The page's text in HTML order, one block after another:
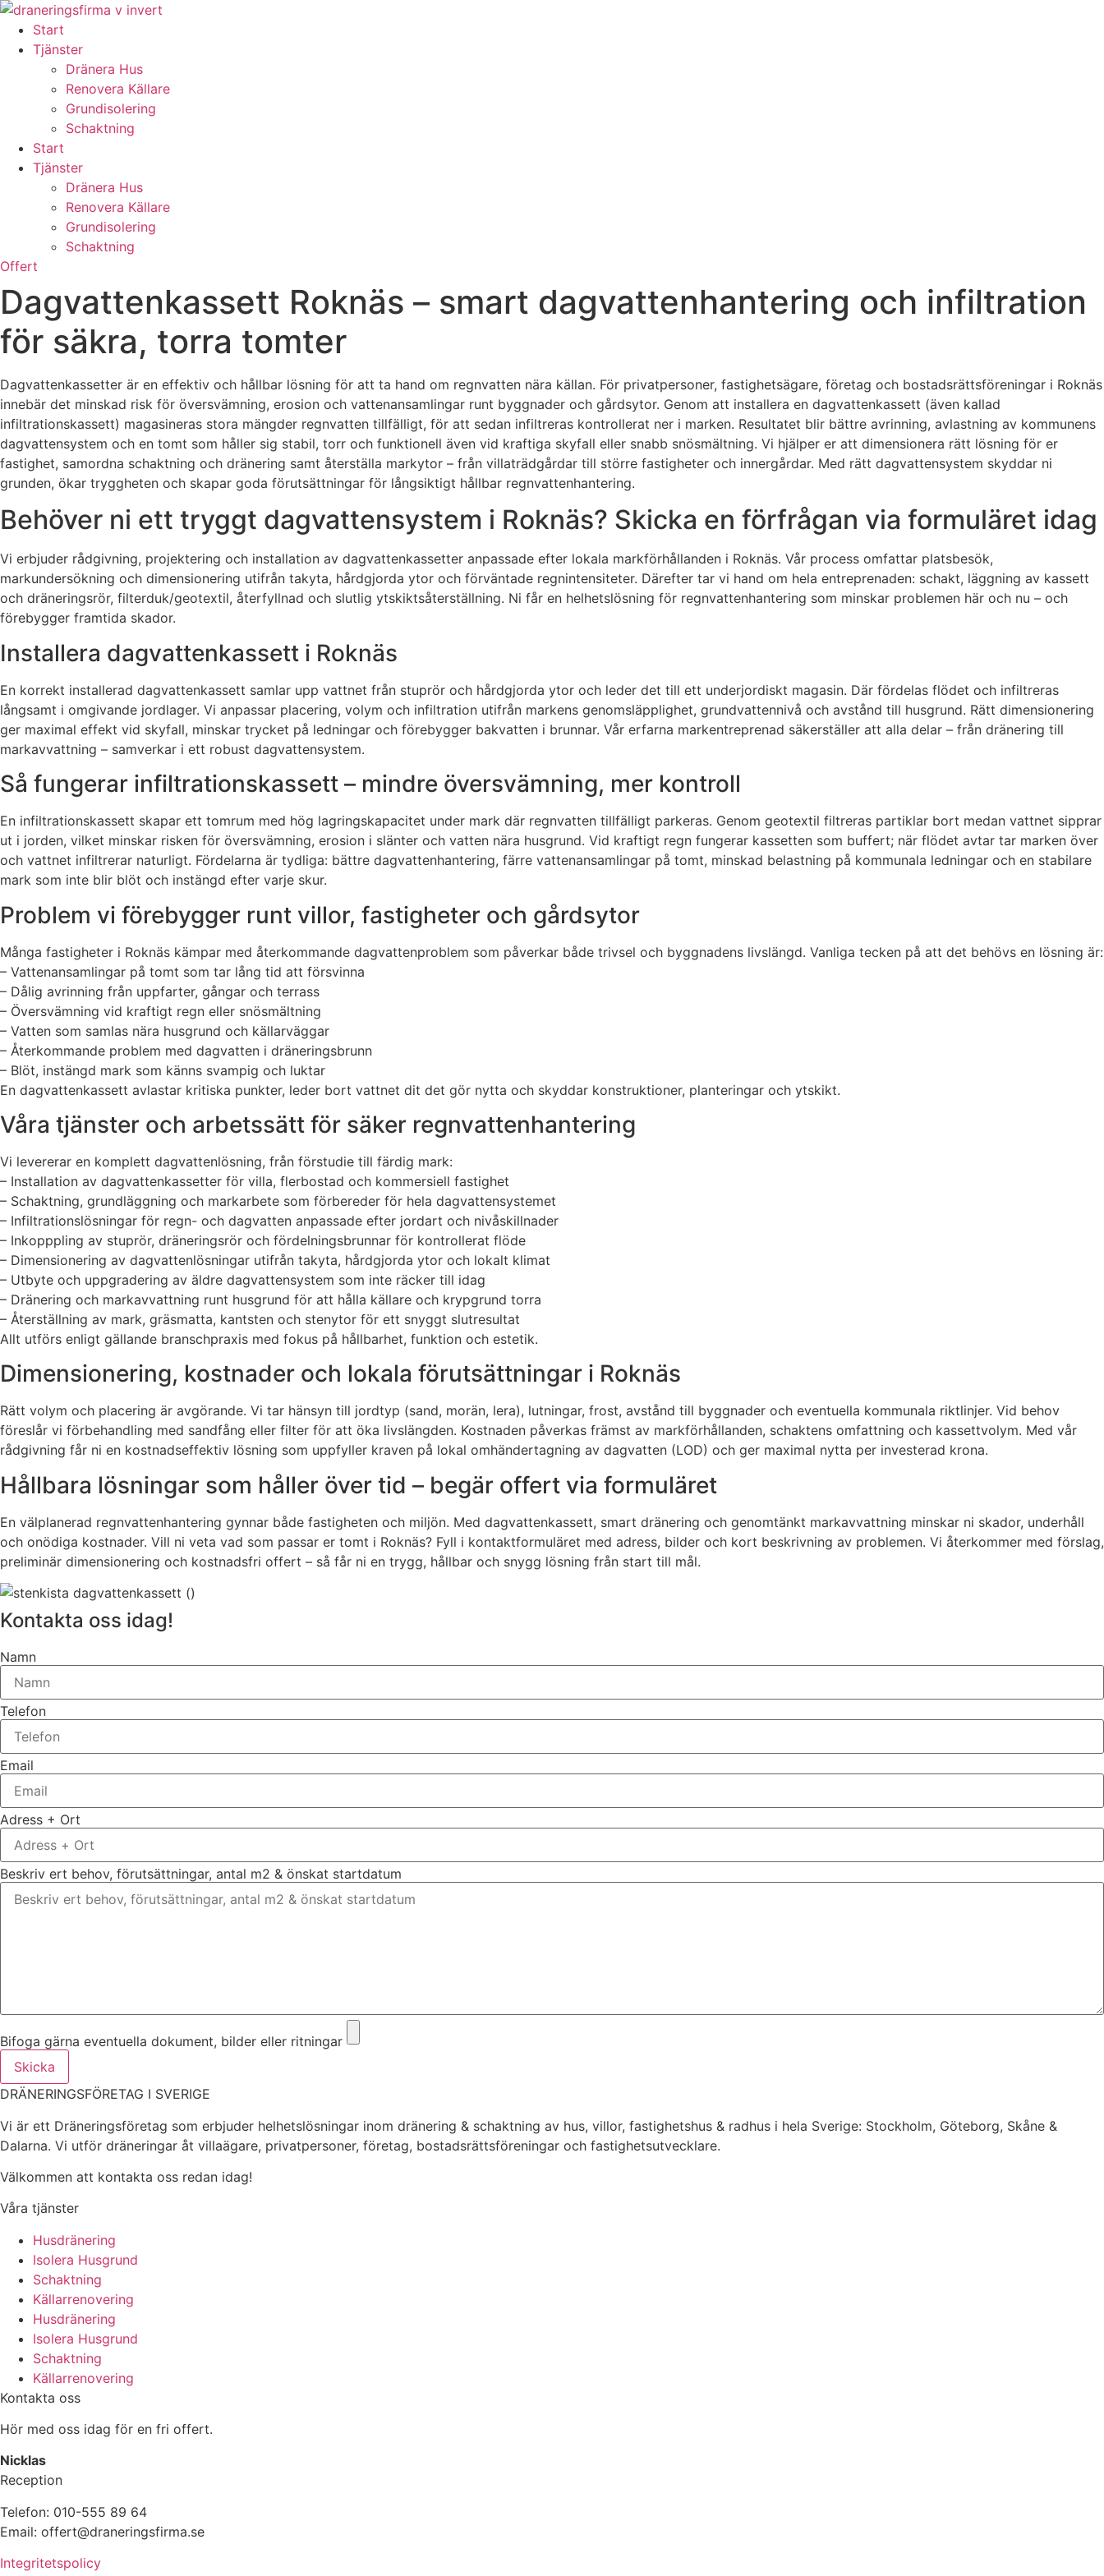
Skip
content
Start
Tjänster
Dränera Hus
Renovera Källare
Grundisolering
Schaktning
Start
Tjänster
Dränera Hus
Renovera Källare
Grundisolering
Schaktning
Offert
Dagvattenkassett Roknäs – smart dagvattenhantering och infiltration
för säkra, torra tomter
Dagvattenkassetter är en effektiv och hållbar lösning för att ta hand om regnvatten nära källan. För privatpersoner, fastighetsägare, företag och bostadsrättsföreningar i Roknäs
innebär det minskad risk för översvämning, erosion och vattenansamlingar runt byggnader och gårdsytor. Genom att installera en dagvattenkassett (även kallad
infiltrationskassett) magasineras stora mängder regnvatten tillfälligt, för att sedan infiltreras kontrollerat ner i marken. Resultatet blir bättre avrinning, avlastning av kommunens
dagvattensystem och en tomt som håller sig stabil, torr och funktionell även vid kraftiga skyfall eller snabb snösmältning. Vi hjälper er att dimensionera rätt lösning för er
fastighet, samordna schaktning och dränering samt återställa markytor – från villaträdgårdar till större fastigheter och innergårdar. Med rätt dagvattensystem skyddar ni
grunden, ökar tryggheten och skapar goda förutsättningar för långsiktigt hållbar regnvattenhantering.
Behöver ni ett tryggt dagvattensystem i Roknäs? Skicka en förfrågan via formuläret idag
Vi erbjuder rådgivning, projektering och installation av dagvattenkassetter anpassade efter lokala markförhållanden i Roknäs. Vår process omfattar platsbesök,
markundersökning och dimensionering utifrån takyta, hårdgjorda ytor och förväntade regnintensiteter. Därefter tar vi hand om hela entreprenaden: schakt, läggning av kassett
och dräneringsrör, filterduk/geotextil, återfyllnad och slutlig ytskiktsåterställning. Ni får en helhetslösning för regnvattenhantering som minskar problemen här och nu – och
förebygger framtida skador.
Installera dagvattenkassett i Roknäs
En korrekt installerad dagvattenkassett samlar upp vattnet från stuprör och hårdgjorda ytor och leder det till ett underjordiskt magasin. Där fördelas flödet och infiltreras
långsamt i omgivande jordlager. Vi anpassar placering, volym och infiltration utifrån markens genomsläpplighet, grundvattennivå och avstånd till husgrund. Rätt dimensionering
ger maximal effekt vid skyfall, minskar trycket på ledningar och förebygger bakvatten i brunnar. Vår erfarna markentreprenad säkerställer att alla delar – från dränering till
markavvattning – samverkar i ett robust dagvattensystem.
Så fungerar infiltrationskassett – mindre översvämning, mer kontroll
En infiltrationskassett skapar ett tomrum med hög lagringskapacitet under mark där regnvatten tillfälligt parkeras. Genom geotextil filtreras partiklar bort medan vattnet sipprar
ut i jorden, vilket minskar risken för översvämning, erosion i slänter och vatten nära husgrund. Vid kraftigt regn fungerar kassetten som buffert; när flödet avtar tar marken över
och vattnet infiltrerar naturligt. Fördelarna är tydliga: bättre dagvattenhantering, färre vattenansamlingar på tomt, minskad belastning på kommunala ledningar och en stabilare
mark som inte blir blöt och instängd efter varje skur.
Problem vi förebygger runt villor, fastigheter och gårdsytor
Många fastigheter i Roknäs kämpar med återkommande dagvattenproblem som påverkar både trivsel och byggnadens livslängd. Vanliga tecken på att det behövs en lösning är:
– Vattenansamlingar på tomt som tar lång tid att försvinna
– Dålig avrinning från uppfarter, gångar och terrass
– Översvämning vid kraftigt regn eller snösmältning
– Vatten som samlas nära husgrund och källarväggar
– Återkommande problem med dagvatten i dräneringsbrunn
– Blöt, instängd mark som känns svampig och luktar
En dagvattenkassett avlastar kritiska punkter, leder bort vattnet dit det gör nytta och skyddar konstruktioner, planteringar och ytskikt.
Våra tjänster och arbetssätt för säker regnvattenhantering
Vi levererar en komplett dagvattenlösning, från förstudie till färdig mark:
– Installation av dagvattenkassetter för villa, flerbostad och kommersiell fastighet
– Schaktning, grundläggning och markarbete som förbereder för hela dagvattensystemet
– Infiltrationslösningar för regn- och dagvatten anpassade efter jordart och nivåskillnader
– Inkopppling av stuprör, dräneringsrör och fördelningsbrunnar för kontrollerat flöde
– Dimensionering av dagvattenlösningar utifrån takyta, hårdgjorda ytor och lokalt klimat
– Utbyte och uppgradering av äldre dagvattensystem som inte räcker till idag
– Dränering och markavvattning runt husgrund för att hålla källare och krypgrund torra
– Återställning av mark, gräsmatta, kantsten och stenytor för ett snyggt slutresultat
Allt utförs enligt gällande branschpraxis med fokus på hållbarhet, funktion och estetik.
Dimensionering, kostnader och lokala förutsättningar i Roknäs
Rätt volym och placering är avgörande. Vi tar hänsyn till jordtyp (sand, morän, lera), lutningar, frost, avstånd till byggnader och eventuella kommunala riktlinjer. Vid behov
föreslår vi förbehandling med sandfång eller filter för att öka livslängden. Kostnaden påverkas främst av markförhållanden, schaktens omfattning och kassettvolym. Med vår
rådgivning får ni en kostnadseffektiv lösning som uppfyller kraven på lokal omhändertagning av dagvatten (LOD) och ger maximal nytta per investerad krona.
Hållbara lösningar som håller över tid – begär offert via formuläret
En välplanerad regnvattenhantering gynnar både fastigheten och miljön. Med dagvattenkassett, smart dränering och genomtänkt markavvattning minskar ni skador, underhåll
och onödiga kostnader. Vill ni veta vad som passar er tomt i Roknäs? Fyll i kontaktformuläret med adress, bilder och kort beskrivning av problemen. Vi återkommer med förslag,
preliminär dimensionering och kostnadsfri offert – så får ni en trygg, hållbar och snygg lösning från start till mål.
Kontakta oss idag!
Namn
Telefon
Email
Adress + Ort
Beskriv ert behov, förutsättningar, antal m2 & önskat startdatum
Bifoga gärna eventuella dokument, bilder eller ritningar
Skicka
DRÄNERINGSFÖRETAG I SVERIGE
Vi är ett Dräneringsföretag som erbjuder helhetslösningar inom dränering & schaktning av hus, villor, fastighetshus & radhus i hela Sverige: Stockholm, Göteborg, Skåne &
Dalarna. Vi utför dräneringar åt villaägare, privatpersoner, företag, bostadsrättsföreningar och fastighetsutvecklare.
Välkommen att kontakta oss redan idag!
Våra tjänster
Husdränering
Isolera Husgrund
Schaktning
Källarrenovering
Husdränering
Isolera Husgrund
Schaktning
Källarrenovering
Kontakta oss
Hör med oss idag för en fri offert.
Nicklas
Reception
Telefon: 010-555 89 64
Email: offert@draneringsfirma.se
Integritetspolicy